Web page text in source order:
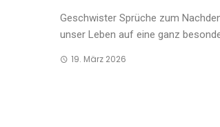
Geschwister Sprüche zum
unser Leben auf eine ganz
19. März 2026